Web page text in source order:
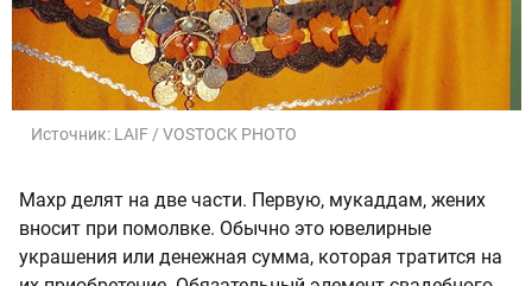
Источник: LAIF / VOSTOCK PHOTO
Махр делят на две части. Первую, мукаддам, жених
вносит при помолвке. Обычно это ювелирные
украшения или денежная сумма, которая тратится на